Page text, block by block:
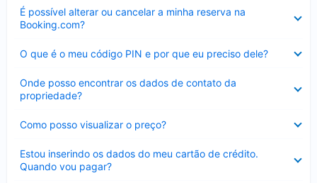
É possível alterar ou cancelar a minha reserva na
Booking.com?
Contraído
O que é o meu código PIN e por que eu preciso dele?
Onde posso encontrar os dados de contato da
propriedade?
Como posso visualizar o preço?
Estou inserindo os dados do meu cartão de crédito.
Quando vou pagar?